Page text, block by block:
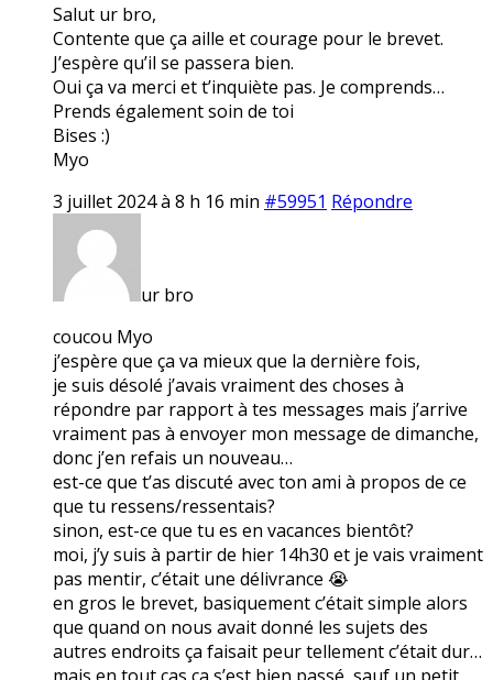
Salut ur bro,
Contente que ça aille et courage pour le brevet.
J’espère qu’il se passera bien.
Oui ça va merci et t’inquiète pas. Je comprends…
Prends également soin de toi
Bises :)
Myo
3 juillet 2024 à 8 h 16 min #59951 Répondre
ur bro
coucou Myo
j’espère que ça va mieux que la dernière fois,
je suis désolé j’avais vraiment des choses à
répondre par rapport à tes messages mais j’arrive
vraiment pas à envoyer mon message de dimanche,
donc j’en refais un nouveau…
est-ce que t’as discuté avec ton ami à propos de ce
que tu ressens/ressentais?
sinon, est-ce que tu es en vacances bientôt?
moi, j’y suis à partir de hier 14h30 et je vais vraiment
pas mentir, c’était une délivrance 😭
en gros le brevet, basiquement c’était simple alors
que quand on nous avait donné les sujets des
autres endroits ça faisait peur tellement c’était dur…